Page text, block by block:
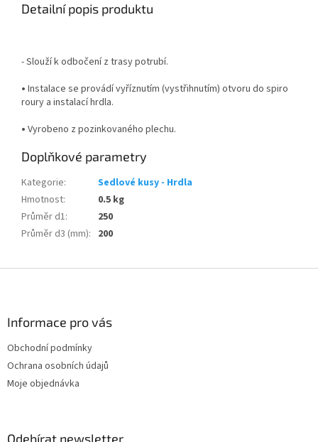
Detailní popis produktu
- Slouží k odbočení z trasy potrubí.
• Instalace se provádí vyříznutím (vystřihnutím) otvoru do spiro
roury a instalací hrdla.
• Vyrobeno z pozinkovaného plechu.
Doplňkové parametry
Kategorie:
Sedlové kusy - Hrdla
Hmotnost:
0.5 kg
Průměr d1:
250
Průměr d3 (mm): 200
Informace pro vás
Obchodní podmínky
Ochrana osobních údajů
Moje objednávka
Odebírat newsletter